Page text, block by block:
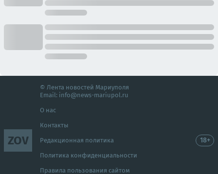
ZOV
© Лента новостей Мариуполя
Email: info@news-mariupol.ru
О нас
Контакты
Редакционная политика
Политика конфиденциальности
Правила пользования сайтом
18+